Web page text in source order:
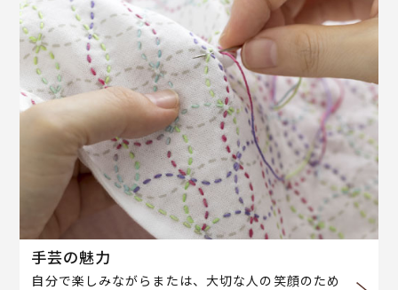
手芸の魅力
自分で楽しみながらまたは、大切な人の笑顔のため